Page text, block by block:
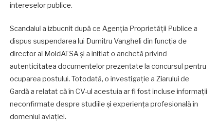
intereselor publice.
Scandalul a izbucnit după ce Agenția Proprietății Publice a
dispus suspendarea lui Dumitru Vangheli din funcția de
director al MoldATSA și a inițiat o anchetă privind
autenticitatea documentelor prezentate la concursul pentru
ocuparea postului. Totodată, o investigație a Ziarului de
Gardă a relatat că în CV-ul acestuia ar fi fost incluse informații
neconfirmate despre studiile și experiența profesională în
domeniul aviației.